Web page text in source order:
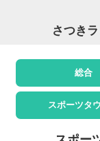
さつき
総合
スポーツタ